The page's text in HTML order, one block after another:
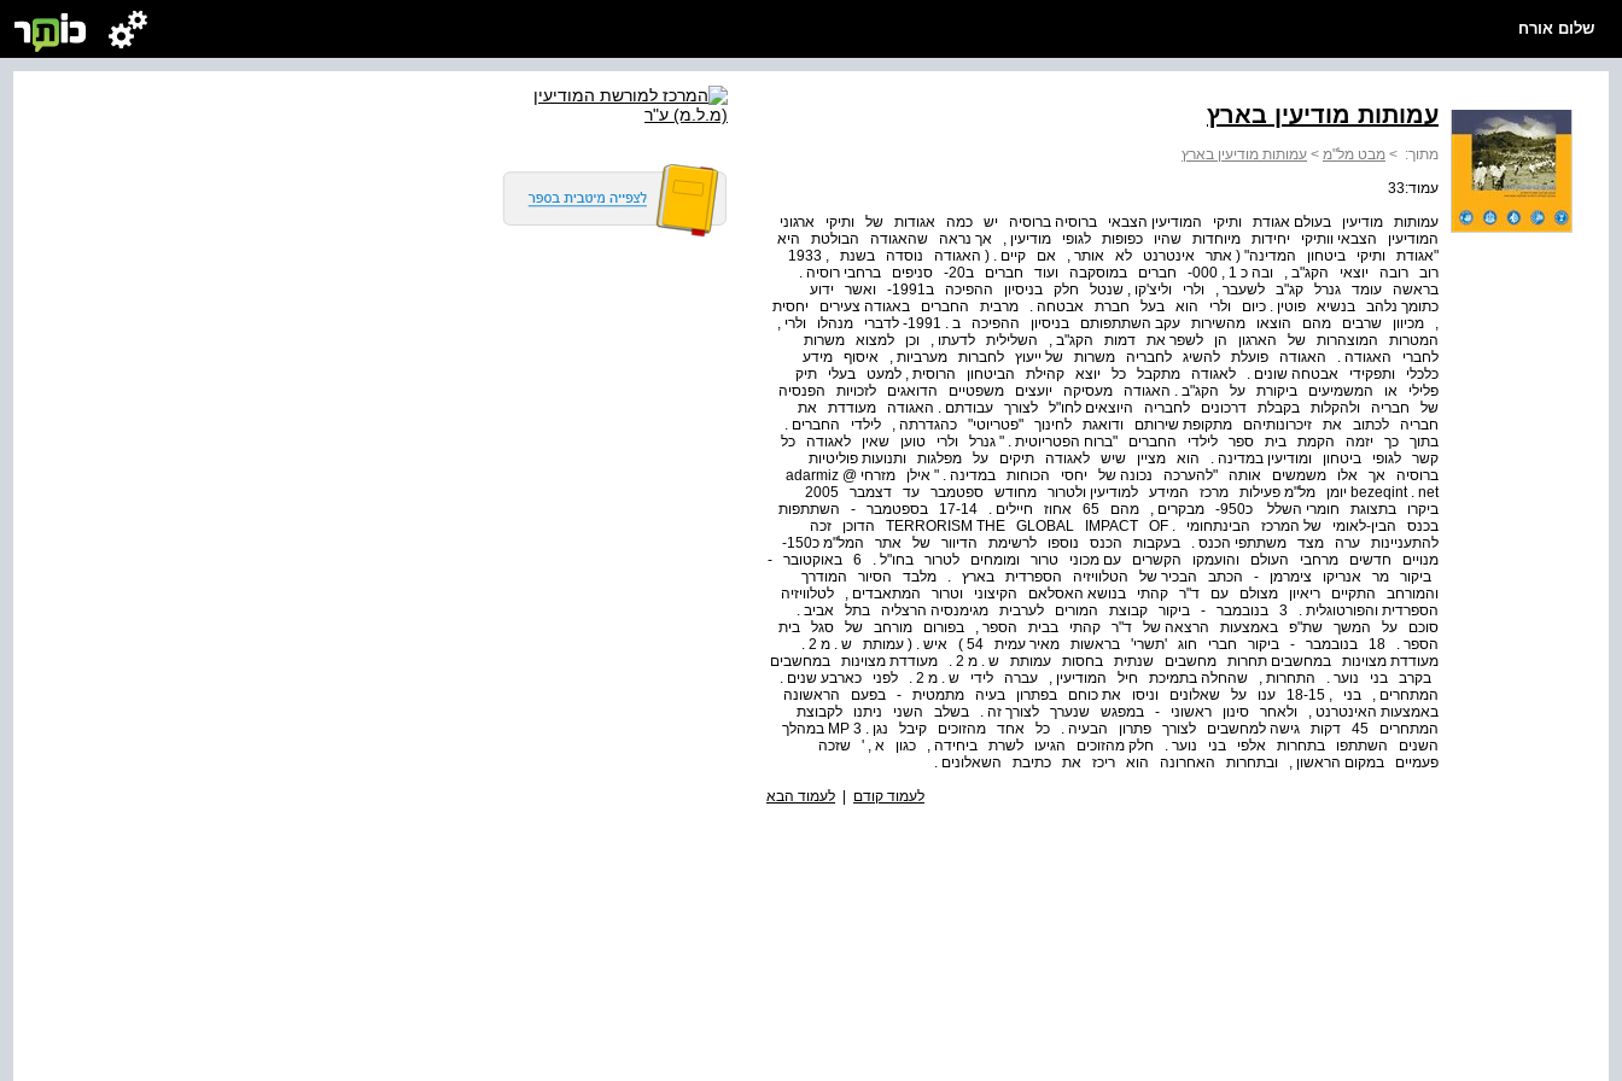
שלום אורח
עמותות מודיעין בארץ
מתוך: > מבט מל"מ > עמותות מודיעין בארץ
עמוד:33
עמותות מודיעין בעולם אגודת ותיקי המודיעין הצבאי ברוסיה ברוסיה יש כמה אגודות של ותיקי ארגוני
המודיעין הצבאי וותיקי יחידות מיוחדות שהיו כפופות לגופי מודיעין , אך נראה שהאגודה הבולטת היא
רוב רובה יוצאי הקג"ב , ובה כ 1 , 000- חברים במוסקבה ועוד חברים ב20- סניפים ברחבי רוסיה .
בראשה עומד גנרל קג"ב לשעבר , ולרי וליצ'קו , שנטל חלק בניסיון ההפיכה ב1991- ואשר ידוע
כתומך נלהב בנשיא פוטין . כיום ולרי הוא בעל חברת אבטחה . מרבית החברים באגודה צעירים יחסית
, מכיוון שרבים מהם הוצאו מהשירות עקב השתתפותם בניסיון ההפיכה ב . 1991- לדברי מנהלו ולרי ,
המטרות המוצהרות של הארגון הן לשפר את דמות הקג"ב , השלילית לדעתו , וכן למצוא משרות
לחברי האגודה . האגודה פועלת להשיג לחבריה משרות של ייעוץ לחברות מערביות , איסוף מידע
כלכלי ותפקידי אבטחה שונים . לאגודה מתקבל כל יוצא קהילת הביטחון הרוסית , למעט בעלי תיק
פלילי או המשמיעים ביקורת על הקג"ב . האגודה מעסיקה יועצים משפטיים הדואגים לזכויות הפנסיה
של חבריה ולהקלות בקבלת דרכונים לחבריה היוצאים לחו"ל לצורך עבודתם . האגודה מעודדת את
חבריה לכתוב את זיכרונותיהם מתקופת שירותם ודואגת לחינוך "פטריוטי" כהגדרתה , לילדי החברים .
בתוך כך יזמה הקמת בית ספר לילדי החברים "ברוח הפטריוטית . " גנרל ולרי טוען שאין לאגודה כל
קשר לגופי ביטחון ומודיעין במדינה . הוא מציין שיש לאגודה תיקים על מפלגות ותנועות פוליטיות
ברוסיה אך אלו משמשים אותה "להערכה נכונה של יחסי הכוחות במדינה . " אילן מזרחי adarmiz @
ביקרו בתצוגת חומרי השלל כ950- מבקרים , מהם 65 אחוז חיילים . 17-14 בספטמבר - השתתפות
בכנס הבין-לאומי של המרכז הבינתחומי . TERRORISM THE GLOBAL IMPACT OF הדוכן זכה
להתעניינות ערה מצד משתתפי הכנס . בעקבות הכנס נוספו לרשימת הדיוור של אתר המל"מ כ150-
מנויים חדשים מרחבי העולם והועמקו הקשרים עם מכוני טרור ומומחים לטרור בחו"ל . 6 באוקטובר -
ביקור מר אנריקו צימרמן - הכתב הבכיר של הטלוויזיה הספרדית בארץ . מלבד הסיור המודרך
והמורחב התקיים ריאיון מצולם עם ד"ר קהתי בנושא האסלאם הקיצוני וטרור המתאבדים , לטלוויזיה
הספרדית והפורטוגלית . 3 בנובמבר - ביקור קבוצת המורים לערבית מגימנסיה הרצליה בתל אביב .
סוכם על המשך שת"פ באמצעות הרצאה של ד"ר קהתי בבית הספר , בפורום מורחב של סגל בית
מעודדת מצוינות במחשבים תחרות מחשבים שנתית בחסות עמותת ש . מ 2 . מעודדת מצוינות במחשבים
בקרב בני נוער . התחרות , שהחלה בתמיכת חיל המודיעין , עברה לידי ש . מ 2 . לפני כארבע שנים .
המתחרים , בני , 18-15 ענו על שאלונים וניסו את כוחם בפתרון בעיה מתמטית - בפעם הראשונה
באמצעות האינטרנט , ולאחר סינון ראשוני - במפגש שנערך לצורך זה . בשלב השני ניתנו לקבוצת
המתחרים 45 דקות גישה למחשבים לצורך פתרון הבעיה . כל אחד מהזוכים קיבל נגן . MP 3 במהלך
השנים השתתפו בתחרות אלפי בני נוער . חלק מהזוכים הגיעו לשרת ביחידה , כגון א , ' שזכה
פעמיים במקום הראשון , ובתחרות האחרונה הוא ריכז את כתיבת השאלונים .
לעמוד קודם | לעמוד הבא